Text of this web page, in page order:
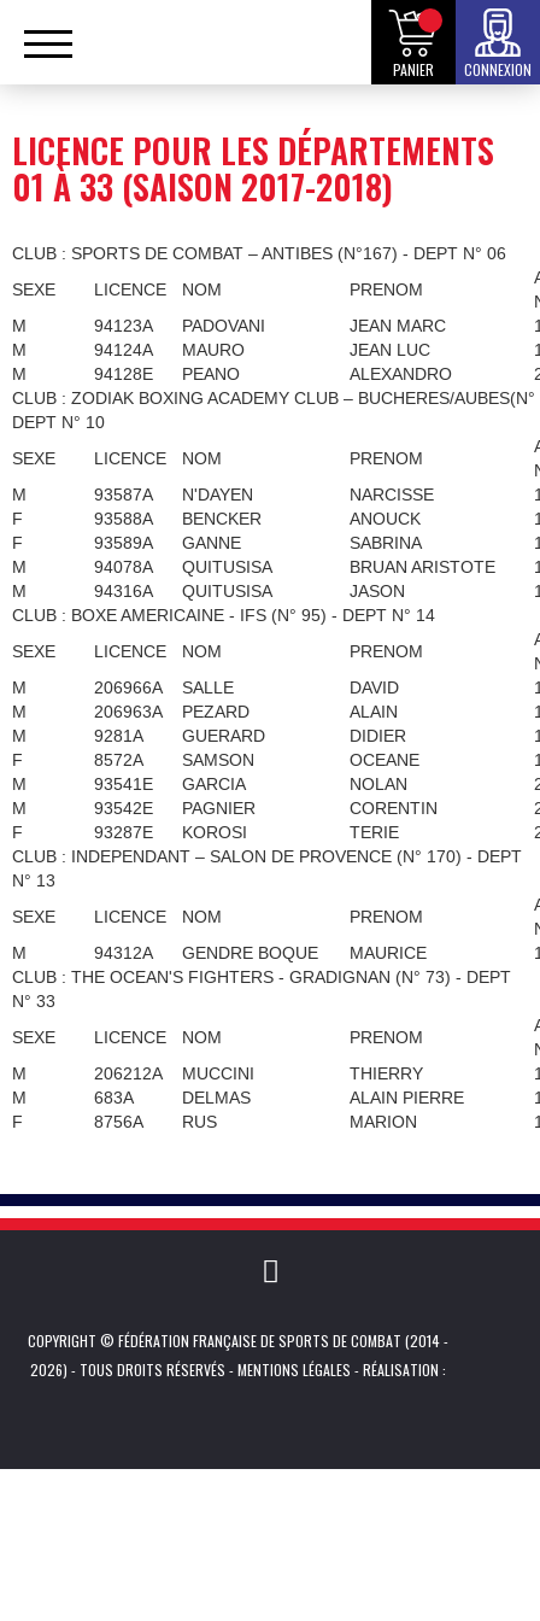
PANIER CONNEXION
LICENCE POUR LES DÉPARTEMENTS
01 À 33 (SAISON 2017-2018)
CLUB : SPORTS DE COMBAT – ANTIBES (N°167) - DEPT N° 06
SEXE
LICENCE NOM PRENOM
M
94123A PADOVANI JEAN MARC
M
94124A MAURO JEAN LUC
M
94128E PEANO ALEXANDRO
CLUB : ZODIAK BOXING ACADEMY CLUB – BUCHERES/
DEPT N° 10
SEXE
LICENCE NOM PRENOM
M
93587A N'DAYEN NARCISSE
F
93588A BENCKER ANOUCK
F
93589A GANNE SABRINA
M
94078A QUITUSISA BRUAN ARISTOTE
M
94316A QUITUSISA JASON
CLUB : BOXE AMERICAINE - IFS (N° 95) - DEPT N° 14
SEXE
LICENCE NOM PRENOM
M
206966A SALLE DAVID
M
206963A PEZARD ALAIN
M
9281A GUERARD DIDIER
F
8572A SAMSON OCEANE
M
93541E GARCIA NOLAN
M
93542E PAGNIER CORENTIN
F
93287E KOROSI TERIE
CLUB : INDEPENDANT – SALON DE PROVENCE (N° 170) - DEPT
N° 13
SEXE
LICENCE NOM PRENOM
M
94312A GENDRE BOQUE MAURICE
CLUB : THE OCEAN'S FIGHTERS - GRADIGNAN (N° 73) - DEPT
N° 33
SEXE
LICENCE NOM PRENOM
M
206212A MUCCINI THIERRY
M
683A DELMAS ALAIN PIERRE
F
8756A RUS MARION
COPYRIGHT © FÉDÉRATION FRANÇAISE DE SPORTS DE COMBAT (2014 -
2026) - TOUS DROITS RÉSERVÉS -MENTIONS LÉGALES - RÉALISATION :